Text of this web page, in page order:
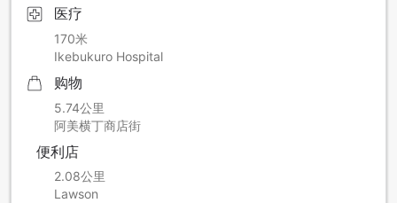
医疗
170米
Ikebukuro Hospital
购物
5.74公里
阿美横丁商店街
便利店
2.08公里
Lawson